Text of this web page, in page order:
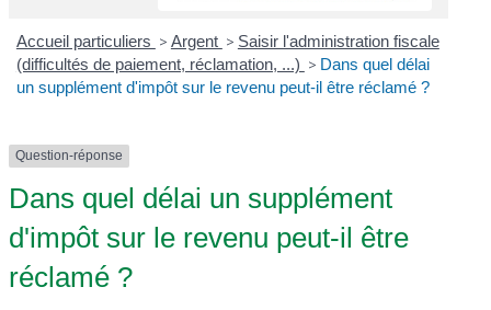
Accueil particuliers > Argent > Saisir l'administration fiscale
(difficultés de paiement, réclamation, ...) > Dans quel délai
un supplément d'impôt sur le revenu peut-il être réclamé ?
Question-réponse
Dans quel délai un supplément
d'impôt sur le revenu peut-il être
réclamé ?